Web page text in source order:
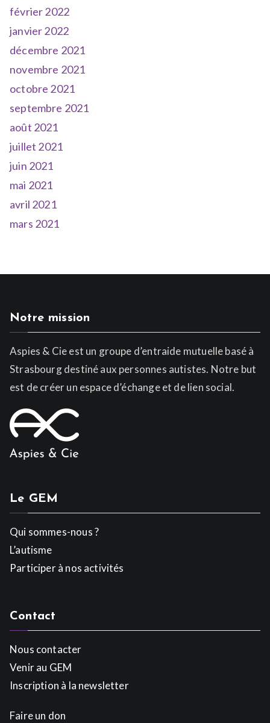
février 2022
janvier 2022
décembre 2021
novembre 2021
octobre 2021
septembre 2021
août 2021
juillet 2021
juin 2021
mai 2021
avril 2021
mars 2021
Notre mission
Aspies & Cie est un groupe d’entraide mutuelle basé à
Strasbourg destiné aux personnes autistes. Notre but
est de créer un espace d’échange et de lien social.
Le GEM
Qui sommes-nous ?
L’autisme
Participer à nos activités
Contact
Nous contacter
Venir au GEM
Inscription à la newsletter
Faire un don